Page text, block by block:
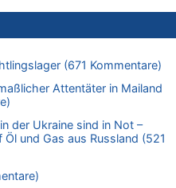
zu
Wer steckt hinter den
City niedergestochen
zu
Wer steckt hinter den
Russland?
EuroMillions und gewinnt
(671 Kommentare)
Attentäter in Mailand
der Ukraine sind in Not –
und Gas aus Russland (521